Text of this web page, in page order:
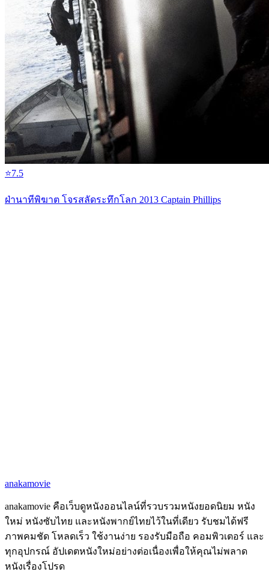
⭐7.5
ฝ่านาทีพิฆาต โจรสลัดระทึกโลก 2013 Captain Phillips
anakamovie
anakamovie คือเว็บดูหนังออนไลน์ที่รวบรวมหนังยอดนิยม หนัง
ใหม่ หนังซับไทย และหนังพากย์ไทยไว้ในที่เดียว รับชมได้ฟรี
ภาพคมชัด โหลดเร็ว ใช้งานง่าย รองรับมือถือ คอมพิวเตอร์ และ
ทุกอุปกรณ์ อัปเดตหนังใหม่อย่างต่อเนื่องเพื่อให้คุณไม่พลาด
หนังเรื่องโปรด